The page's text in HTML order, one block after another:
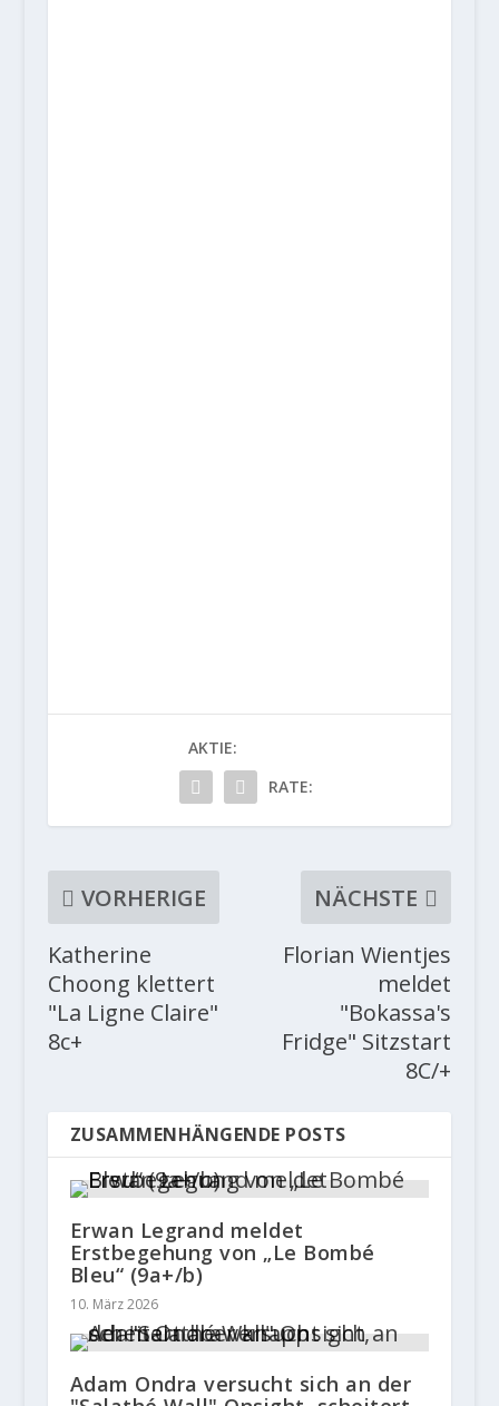
AKTIE:
RATE:
VORHERIGE
Katherine
Choong klettert
"La Ligne Claire"
8c+
NÄCHSTE
Florian Wientjes
meldet
"Bokassa's
Fridge" Sitzstart
8C/+
ZUSAMMENHÄNGENDE POSTS
Erwan Legrand meldet
Erstbegehung von „Le Bombé
Bleu“ (9a+/b)
10. März 2026
Adam Ondra versucht sich an der